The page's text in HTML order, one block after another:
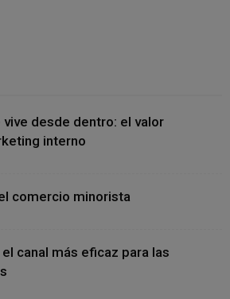
vive desde dentro: el valor
interno
comercio minorista
canal más eficaz para las